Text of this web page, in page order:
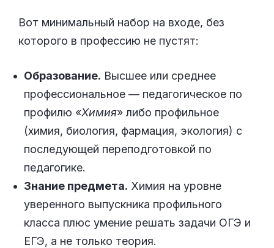
Вот минимальный набор на входе, без
которого в профессию не пустят:
Образование. Высшее или среднее
профессиональное — педагогическое по
профилю «Химия» либо профильное
(химия, биология, фармация, экология) с
последующей переподготовкой по
педагогике.
Знание предмета. Химия на уровне
уверенного выпускника профильного
класса плюс умение решать задачи ОГЭ и
ЕГЭ, а не только теория.